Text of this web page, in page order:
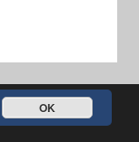
OK